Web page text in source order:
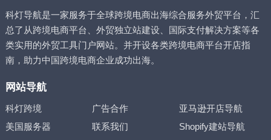
科灯导航是一家服务于全球跨境电商出海综合服务外贸平台，汇
总了从跨境电商平台、外贸独立站建设、国际支付解决方案等各
类实用的外贸工具门户网站。并开设各类跨境电商平台开店指
南，助力中国跨境电商企业成功出海。
网站导航
科灯跨境 广告合作
亚马逊开店导航
美国服务器
联系我们
Shopify建站导航